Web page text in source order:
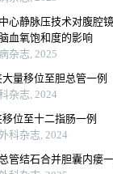
心静脉压技术对腹腔
血氧饱和度的影响
杂志, 2025
量移位至胆总管一例
杂志, 2024
位至十二指肠一例
科杂志, 2024
管结石合并胆囊内瘘